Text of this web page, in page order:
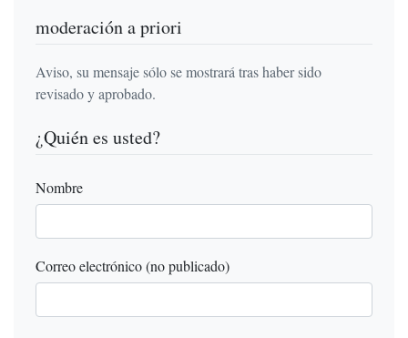
moderación a priori
Aviso, su mensaje sólo se mostrará tras haber sido
revisado y aprobado.
¿Quién es usted?
Nombre
Correo electrónico (no publicado)